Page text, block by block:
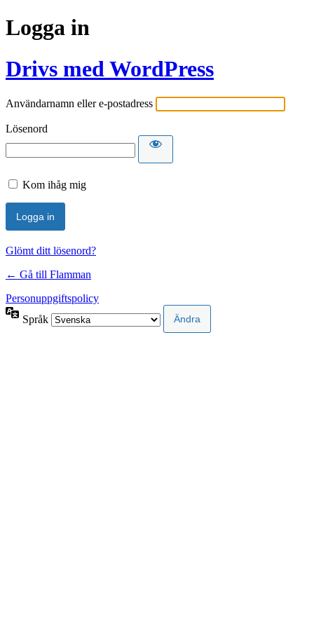
Logga in
Drivs med WordPress
Användarnamn eller e-postadress
Lösenord
Kom ihåg mig
Glömt ditt lösenord?
← Gå till Flamman
Personuppgiftspolicy
Språk